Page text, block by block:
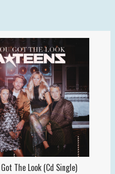
The Look (Cd Single)